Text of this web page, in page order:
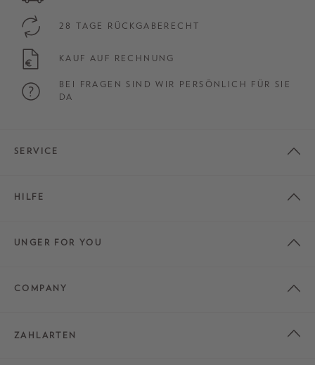
28 TAGE RÜCKGABERECHT
KAUF AUF RECHNUNG
BEI FRAGEN SIND WIR PERSÖNLICH FÜR SIE
DA
SERVICE
HILFE
UNGER FOR YOU
COMPANY
ZAHLARTEN